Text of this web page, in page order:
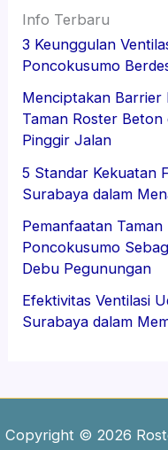
Info Terbaru
3 Keunggulan
Poncokusumo
Menciptakan Barrier
Taman Roster
Pinggir Jalan
5 Standar Kekuatan
Surabaya dalam
Pemanfaatan
Poncokusumo
Debu Pegunungan
Efektivitas Ventilasi
Surabaya dalam
Copyright © 2026